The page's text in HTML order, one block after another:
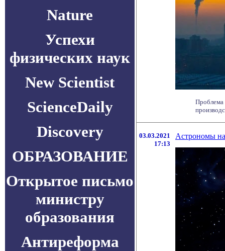
Nature
Успехи
физических наук
New Scientist
ScienceDaily
Discovery
ОБРАЗОВАНИЕ
Открытое письмо
министру
образования
Антиреформа
Проблема
03.03.2021
17:13
Астрономы